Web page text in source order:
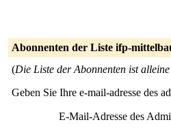
Abonnenten der Liste ifp-
(Die Liste der Abonnenten ist
Geben Sie Ihre e-mail-adresse des
E-Mail-Adresse des